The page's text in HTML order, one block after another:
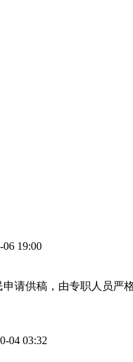
06 19:00
请供稿，由专职人员
04 03:32